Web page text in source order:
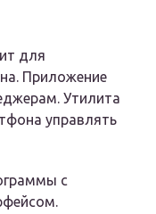
для
Приложение
Утилита
управлять
с